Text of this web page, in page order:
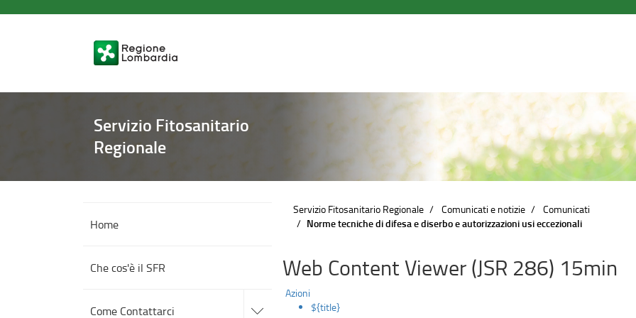
Norme
difesa
e
eccezionali
Servizio Fitosanitario
Regionale
Home
Che cos'è il SFR
Come Contattarci alle
Servizio Fitosanitario Regionale Comunicati e notizie
Comunicati
Norme tecniche di difesa e diserbo e autorizzazioni usi eccezionali
Web Content Viewer (JSR 286) 15min
Azioni
${title}